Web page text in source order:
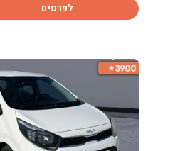
מכירת רכבים
לפרטים